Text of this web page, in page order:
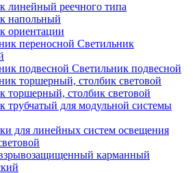
линейный реечного типа
напольный
ориентации
Светильник
Светильник подвесной
торшерный, столбик световой
трубчатый для модульной системы
для линейных систем освещения